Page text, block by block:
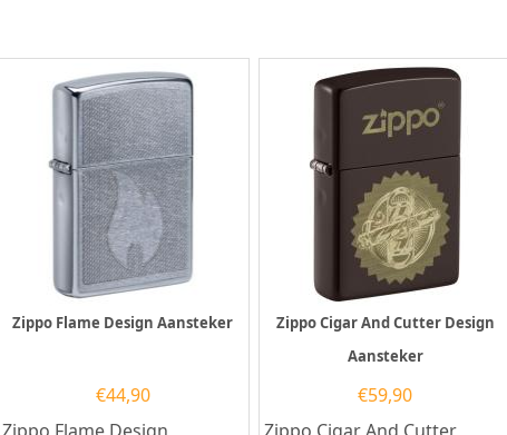
Zippo Flame Design Aansteker
€44,90
Zippo Flame Design
Zippo Cigar And Cutter Design
Aansteker
€59,90
Zippo Cigar And Cutter